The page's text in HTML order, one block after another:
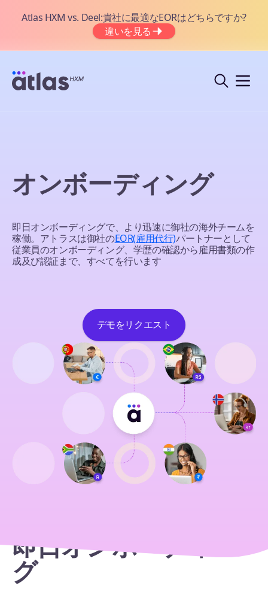
Atlas HXM vs. Deel:貴社に最適なEORはどちらですか?
違いを見る
オンボーディング
即日オンボーディングで、より迅速に御社の海外チームを
稼働。アトラスは御社のEOR(雇用代行)パートナーとして
従業員のオンボーディング、学歴の確認から雇用書類の作
成及び認証まで、すべてを行います
デモをリクエスト
即日オンボーディン
グ